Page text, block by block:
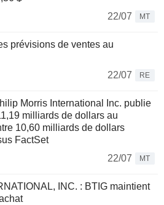
22/07
MT
prévisions de ventes au
22/07
RE
Morris International Inc. publie
milliards de dollars au
10,60 milliards de dollars
FactSet
22/07
MT
INC. : BTIG maintient